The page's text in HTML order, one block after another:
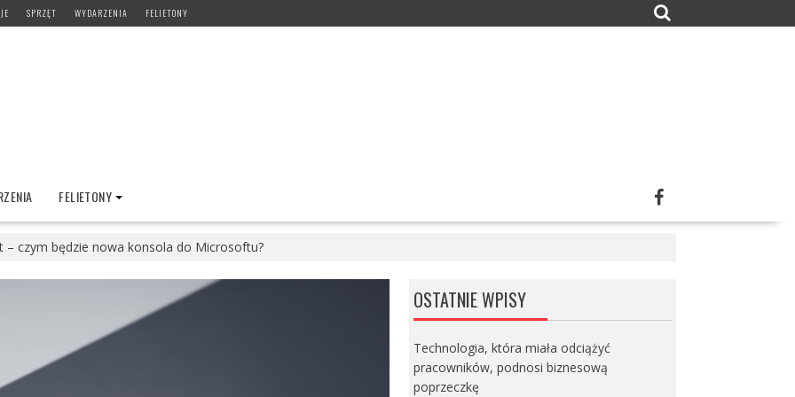
SPRZĘT WYDARZENIA FELIETONY
FELIETONY
– czym będzie nowa konsola do Microsoftu?
OSTATNIE WPISY
Technologia, która miała odciążyć
pracowników, podnosi biznesową
poprzeczkę